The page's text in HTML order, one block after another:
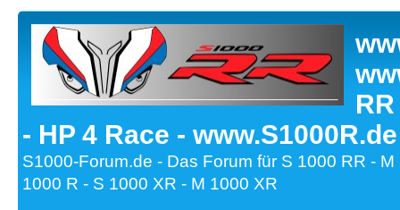
- HP 4 Race -
S1000-Forum.de - Das Forum für S 1000 RR -
1000 R - S 1000 XR - M 1000 XR